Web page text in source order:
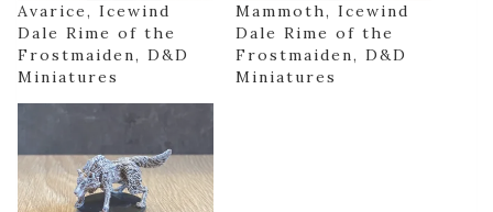
Avarice, Icewind
Dale Rime of the
Frostmaiden, D&D
Miniatures
Mammoth, Icewind
Dale Rime of the
Frostmaiden, D&D
Miniatures